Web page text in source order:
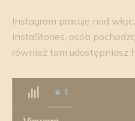
Instagram pracuje nad
InstaStories, osób
również tam udostępniasz